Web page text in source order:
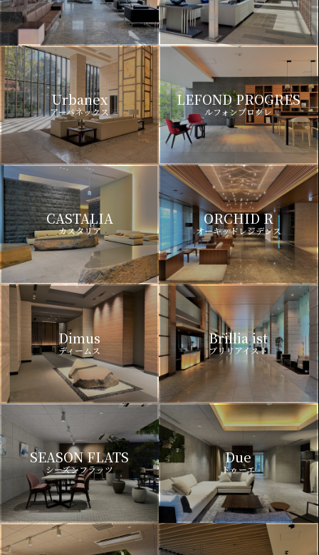
Urbanex
アーバネックス
LEFOND PROGRES
ルフォンプログレ
CASTALIA
カスタリア
ORCHID R
オーキッドレジデンス
Dimus
ディームス
Brillia ist
ブリリアイスト
SEASON FLATS
シーズンフラッツ
Due
ドゥーエ